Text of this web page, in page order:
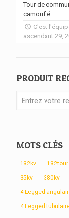
Tour de
camouflé
C'est
ascendant 29,
PRODUIT
MOTS CLÉS
132kv
35kv 380kv
4 Legged
4 Legged